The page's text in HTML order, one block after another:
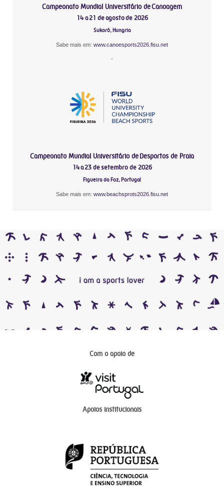
Campeonato Mundial Universitário de Canoagem
14 a 21 de agosto de 2026
Sukoró, Hungria
Sabe mais em: www.canoesports2026.fisu.net
-
Campeonato Mundial Universitário de Desportos de Praia
14 a 23 de setembro de 2026
Figueira da Foz, Portugal
Sabe mais em: www.beachsprots2026.fisu.net
Com o apoio de
Apoios institucionais